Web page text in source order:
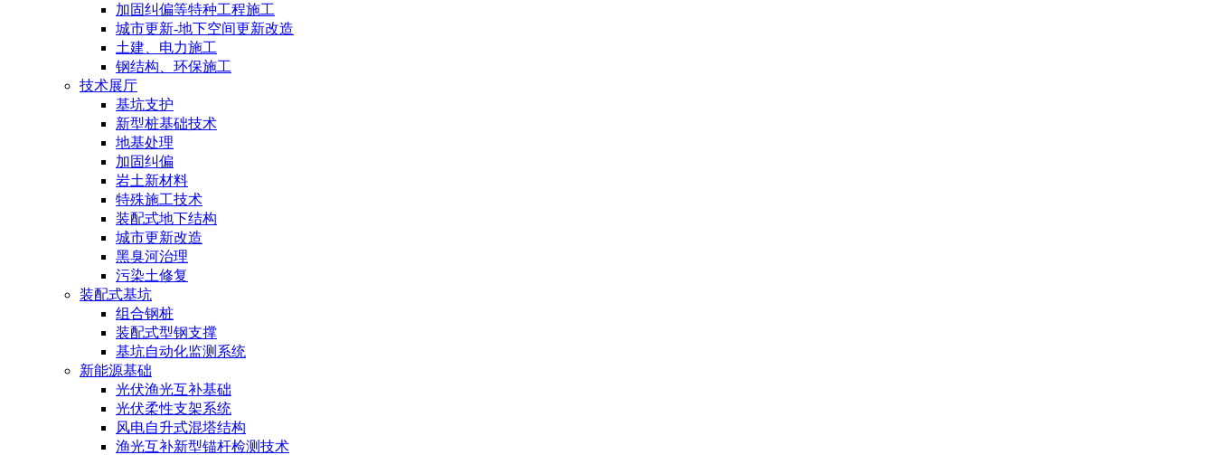
加固纠偏等特种工程施工
城市更新-地下空间更新改造
土建、电力施工
钢结构、环保施工
技术展厅
基坑支护
新型桩基础技术
地基处理
加固纠偏
岩土新材料
特殊施工技术
装配式地下结构
城市更新改造
黑臭河治理
污染土修复
装配式基坑
组合钢桩
装配式型钢支撑
基坑自动化监测系统
新能源基础
光伏渔光互补基础
光伏柔性支架系统
风电自升式混塔结构
渔光互补新型锚杆检测技术